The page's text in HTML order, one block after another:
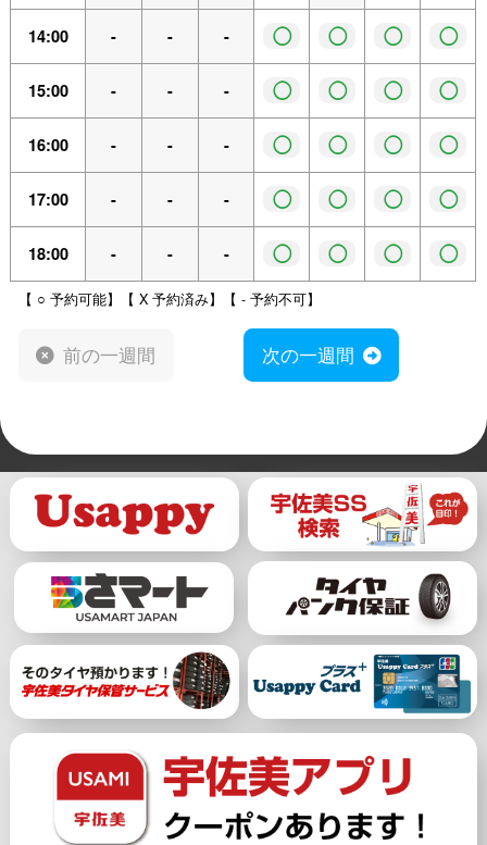
14:00 - - - ◯ ◯ ◯ ◯
15:00 - - - ◯ ◯ ◯ ◯
16:00 - - - ◯ ◯ ◯ ◯
17:00 - - - ◯ ◯ ◯ ◯
18:00 - - - ◯ ◯ ◯ ◯
【 ○ 予約可能】【 X 予約済み】【 - 予約不可】
前の一週間 次の一週間